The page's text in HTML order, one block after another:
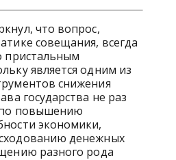
что вопрос,
совещания, всегда
пристальным
является одним из
снижения
государства не раз
повышению
экономики,
денежных
разного рода